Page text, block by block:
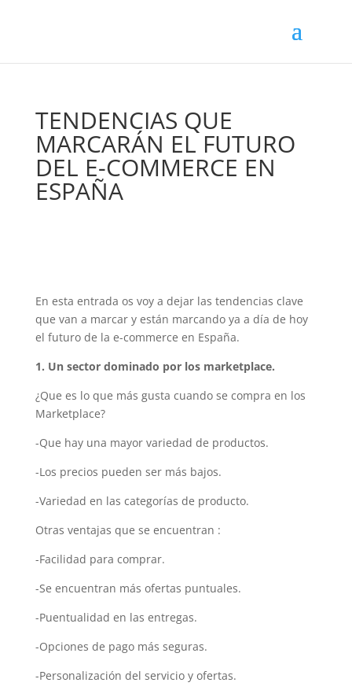
TENDENCIAS QUE
MARCARÁN EL FUTURO
DEL E-COMMERCE EN
ESPAÑA
En esta entrada os voy a dejar las tendencias clave
que van a marcar y están marcando ya a día de hoy
el futuro de la e-commerce en España.
1. Un sector dominado por los marketplace.
¿Que es lo que más gusta cuando se compra en los
Marketplace?
-Que hay una mayor variedad de productos.
-Los precios pueden ser más bajos.
-Variedad en las categorías de producto.
Otras ventajas que se encuentran :
-Facilidad para comprar.
-Se encuentran más ofertas puntuales.
-Puentualidad en las entregas.
-Opciones de pago más seguras.
-Personalización del servicio y ofertas.